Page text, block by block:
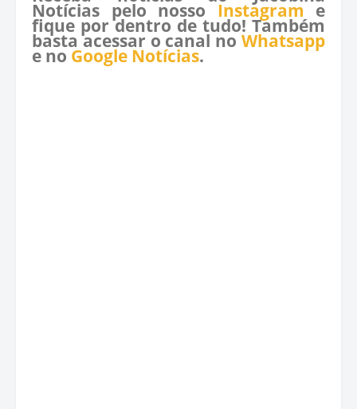
Notícias pelo nosso Instagram e
fique por dentro de tudo! Também
basta acessar o canal no Whatsapp
e no Google Notícias.